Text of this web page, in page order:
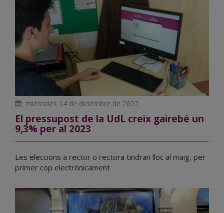
miércoles 14 de diciembre de 2022
El pressupost de la UdL creix gairebé un
9,3% per al 2023
Les eleccions a rector o rectora tindran lloc al maig, per
primer cop electrònicament